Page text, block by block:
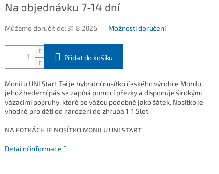
cena:
Na objednávku 7-14 dní
Můžeme doručit do: 31.8.2026 Možnosti doručení
Přidat do košíku
MoniLu UNI Start Tai je hybridní nosítko českého výrobce Monilu,
jehož bederní pás se zapíná pomocí přezky a disponuje širokými
vázacími popruhy, které se vážou podobně jako šátek. Nosítko je
vhodné pro děti od narození do zhruba 1-1,5let
NA FOTKÁCH JE NOSÍTKO MONILU UNI START
Detailní informace